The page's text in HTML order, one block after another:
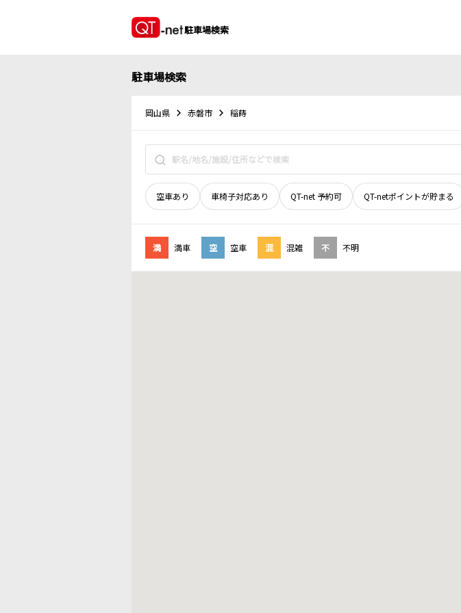
駐車場検索
駐車場検索
岡山県 赤磐市 稲蒔
空車あり 車椅子対応あり QT-net 予約可 QT-netポイントが貯まる
満 満車 空 空車 混 混雑 不 不明